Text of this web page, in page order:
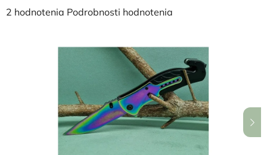
Priemerné
2 hodnotenia Podrobnosti hodnotenia